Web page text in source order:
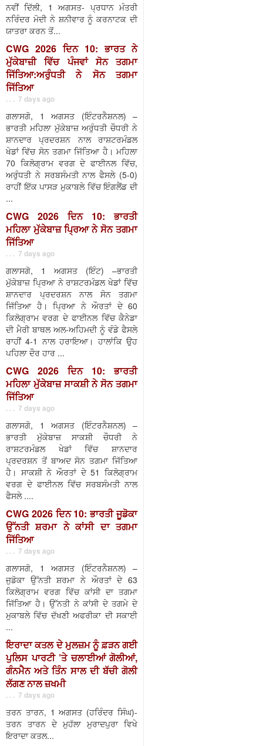
ਨਵੀਂ ਦਿੱਲੀ, 1 ਅਗਸਤ- ਪ੍ਰਧਾਨ ਮੰਤਰੀ
ਨਰਿੰਦਰ ਮੋਦੀ ਨੇ ਸ਼ਨੀਵਾਰ ਨੂੰ ਕਰਨਾਟਕ ਦੀ
ਯਾਤਰਾ ਕਰਨ ਤੋਂ...
CWG 2026 ਦਿਨ 10: ਭਾਰਤ ਨੇ
ਮੁੱਕੇਬਾਜ਼ੀ ਵਿੱਚ ਪੰਜਵਾਂ ਸੋਨ ਤਗਮਾ
ਜਿੱਤਿਆ:ਅਰੁੰਧਤੀ ਨੇ ਸੋਨ ਤਗਮਾ
ਜਿੱਤਿਆ
. . . 7 days ago
ਗਲਾਸਗੋ, 1 ਅਗਸਤ (ਇੰਟਰਨੈਸ਼ਨਲ) –
ਭਾਰਤੀ ਮਹਿਲਾ ਮੁੱਕੇਬਾਜ਼ ਅਰੁੰਧਤੀ ਚੌਧਰੀ ਨੇ
ਸ਼ਾਨਦਾਰ ਪ੍ਰਦਰਸ਼ਨ ਨਾਲ ਰਾਸ਼ਟਰਮੰਡਲ
ਖੇਡਾਂ ਵਿੱਚ ਸੋਨ ਤਗਮਾ ਜਿੱਤਿਆ ਹੈ। ਮਹਿਲਾ
70 ਕਿਲੋਗ੍ਰਾਮ ਵਰਗ ਦੇ ਫਾਈਨਲ ਵਿੱਚ,
ਅਰੁੰਧਤੀ ਨੇ ਸਰਬਸੰਮਤੀ ਨਾਲ ਫੈਸਲੇ (5-0)
ਰਾਹੀਂ ਇੱਕ ਪਾਸੜ ਮੁਕਾਬਲੇ ਵਿੱਚ ਇੰਗਲੈਂਡ ਦੀ
...
CWG 2026 ਦਿਨ 10: ਭਾਰਤੀ
ਮਹਿਲਾ ਮੁੱਕੇਬਾਜ਼ ਪ੍ਰਿਆ ਨੇ ਸੋਨ ਤਗਮਾ
ਜਿੱਤਿਆ
. . . 7 days ago
ਗਲਾਸਗੋ, 1 ਅਗਸਤ (ਇੰਟ) –ਭਾਰਤੀ
ਮੁੱਕੇਬਾਜ਼ ਪ੍ਰਿਆ ਨੇ ਰਾਸ਼ਟਰਮੰਡਲ ਖੇਡਾਂ ਵਿੱਚ
ਸ਼ਾਨਦਾਰ ਪ੍ਰਦਰਸ਼ਨ ਨਾਲ ਸੋਨ ਤਗਮਾ
ਜਿੱਤਿਆ ਹੈ। ਪ੍ਰਿਆ ਨੇ ਔਰਤਾਂ ਦੇ 60
ਕਿਲੋਗ੍ਰਾਮ ਵਰਗ ਦੇ ਫਾਈਨਲ ਵਿੱਚ ਕੈਨੇਡਾ
ਦੀ ਮੈਰੀ ਬਾਥਲ ਅਲ-ਅਹਿਮਦੀ ਨੂੰ ਵੰਡੇ ਫੈਸਲੇ
ਰਾਹੀਂ 4-1 ਨਾਲ ਹਰਾਇਆ। ਹਾਲਾਂਕਿ ਉਹ
ਪਹਿਲਾ ਦੌਰ ਹਾਰ ...
CWG 2026 ਦਿਨ 10: ਭਾਰਤੀ
ਮਹਿਲਾ ਮੁੱਕੇਬਾਜ਼ ਸਾਕਸ਼ੀ ਨੇ ਸੋਨ ਤਗਮਾ
ਜਿੱਤਿਆ
. . . 7 days ago
ਗਲਾਸਗੋ, 1 ਅਗਸਤ (ਇੰਟਰਨੈਸ਼ਨਲ) –
ਭਾਰਤੀ ਮੁੱਕੇਬਾਜ਼ ਸਾਕਸ਼ੀ ਚੌਧਰੀ ਨੇ
ਰਾਸ਼ਟਰਮੰਡਲ ਖੇਡਾਂ ਵਿੱਚ ਸ਼ਾਨਦਾਰ
ਪ੍ਰਦਰਸ਼ਨ ਤੋਂ ਬਾਅਦ ਸੋਨ ਤਗਮਾ ਜਿੱਤਿਆ
ਹੈ। ਸਾਕਸ਼ੀ ਨੇ ਔਰਤਾਂ ਦੇ 51 ਕਿਲੋਗ੍ਰਾਮ
ਵਰਗ ਦੇ ਫਾਈਨਲ ਵਿੱਚ ਸਰਬਸੰਮਤੀ ਨਾਲ
ਫੈਸਲੇ ....
CWG 2026 ਦਿਨ 10: ਭਾਰਤੀ ਜੂਡੋਕਾ
ਉੱਨਤੀ ਸ਼ਰਮਾ ਨੇ ਕਾਂਸੀ ਦਾ ਤਗਮਾ
ਜਿੱਤਿਆ
. . . 7 days ago
ਗਲਾਸਗੋ, 1 ਅਗਸਤ (ਇੰਟਰਨੈਸ਼ਨਲ) –
ਜੁਡੋਕਾ ਉੱਨਤੀ ਸ਼ਰਮਾ ਨੇ ਔਰਤਾਂ ਦੇ 63
ਕਿਲੋਗ੍ਰਾਮ ਵਰਗ ਵਿੱਚ ਕਾਂਸੀ ਦਾ ਤਗਮਾ
ਜਿੱਤਿਆ ਹੈ। ਉੱਨਤੀ ਨੇ ਕਾਂਸੀ ਦੇ ਤਗਮੇ ਦੇ
ਮੁਕਾਬਲੇ ਵਿੱਚ ਦੱਖਣੀ ਅਫਰੀਕਾ ਦੀ ਸਕਾਈ
...
ਇਰਾਦਾ ਕਤਲ ਦੇ ਮੁਲਜ਼ਮ ਨੂੰ ਫ਼ੜਨ ਗਈ
ਪੁਲਿਸ ਪਾਰਟੀ ’ਤੇ ਚਲਾਈਆਂ ਗੋਲੀਆਂ,
ਗੰਨਮੈਨ ਅਤੇ ਤਿੰਨ ਸਾਲ ਦੀ ਬੱਚੀ ਗੋਲੀ
ਲੱਗਣ ਨਾਲ ਜ਼ਖਮੀ
. . . 7 days ago
ਤਰਨ ਤਾਰਨ, 1 ਅਗਸਤ (ਹਰਿੰਦਰ ਸਿੰਘ)-
ਤਰਨ ਤਾਰਨ ਦੇ ਮੁਹੱਲਾ ਮੁਰਾਦਪੁਰਾ ਵਿਖੇ
ਇਰਾਦਾ ਕਤਲ...